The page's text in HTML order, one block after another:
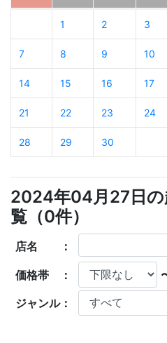
1 2 3
7 8 9 10
14 15 16 17
21 22 23 24
28 29 30
2024年04月27日の
覧（0件）
店名 ：
価格帯 ：
ジャンル：